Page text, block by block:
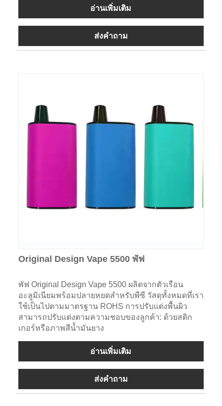
อ่านเพิ่มเติม
ส่งคำถาม
Original Design Vape 5500 พัฟ
พัฟ Original Design Vape 5500 ผลิตจากตัวเรือน
อะลูมิเนียมพร้อมปลายหยดสำหรับพีซี วัสดุทั้งหมดที่เรา
ใช้เป็นไปตามมาตรฐาน ROHS การปรับแต่งพื้นผิว
สามารถปรับแต่งตามความชอบของลูกค้า: ด้วยสติก
เกอร์หรือภาพสีน้ำมันยาง
อ่านเพิ่มเติม
ส่งคำถาม